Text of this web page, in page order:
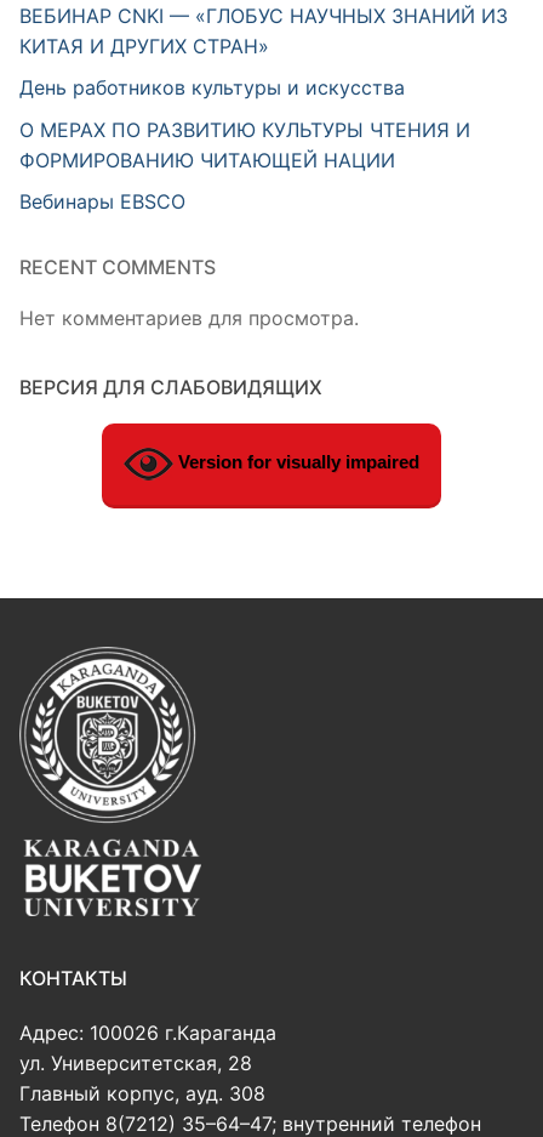
ВЕБИНАР CNKI — «ГЛОБУС НАУЧНЫХ ЗНАНИЙ ИЗ
КИТАЯ И ДРУГИХ СТРАН»
День работников культуры и искусства
О МЕРАХ ПО РАЗВИТИЮ КУЛЬТУРЫ ЧТЕНИЯ И
ФОРМИРОВАНИЮ ЧИТАЮЩЕЙ НАЦИИ
Вебинары EBSCO
RECENT COMMENTS
Нет комментариев для просмотра.
ВЕРСИЯ ДЛЯ СЛАБОВИДЯЩИХ
Version for visually impaired
КОНТАКТЫ
Адрес: 100026 г.Караганда
ул. Университетская, 28
Главный корпус, ауд. 308
Телефон 8(7212) 35–64–47; внутренний телефон